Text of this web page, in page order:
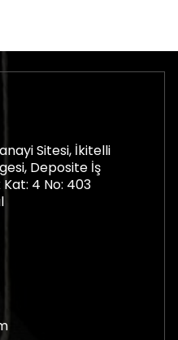
Sitesi, İkitelli
Deposite İş
4 No: 403